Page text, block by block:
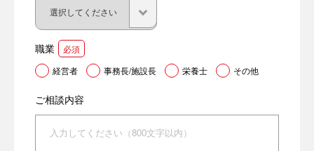
職業
必須
経営者
事務長/施設長 栄養士 その他
ご相談内容